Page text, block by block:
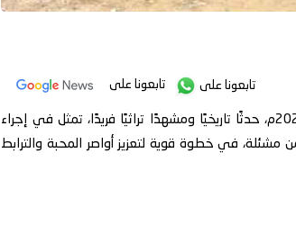
تابعونا على تابعونا على
شهدت منطقة مشئلة في يافع، يوم الخميس الموافق 11 سبتمبر 2025م، حدثًا تاريخيًا ومشهدًا تراثيًا فريدًا، تمثل في إجراء
في خطوة قوية لتعزيز أواصر المحبة والترابط